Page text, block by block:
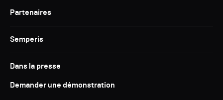
Partenaires
Semperis
Dans la presse
Demander une démonstration